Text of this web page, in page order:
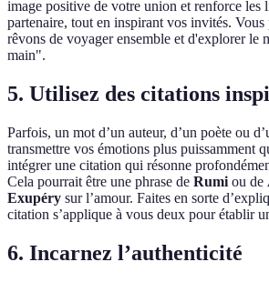
image positive de votre union et renforce les
partenaire, tout en inspirant vos invités.
rêvons de voyager ensemble et d'explorer le
main".
5. Utilisez des citations
Parfois, un mot d’un auteur, d’un poète ou
transmettre vos émotions plus puissamment
intégrer une citation qui résonne
Cela pourrait être une phrase de Rumi ou de
Exupéry sur l’amour. Faites en sorte
citation s’applique à vous deux pour établir
6. Incarnez l’authenticité